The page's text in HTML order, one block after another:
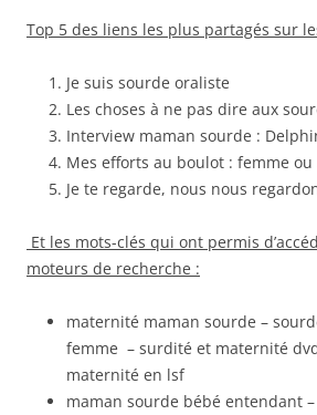
Top 5 des liens les plus partagés sur
Je suis sourde oraliste
Les choses à ne pas dire aux
Interview maman sourde :
Mes efforts au boulot : femme ou
Je te regarde, nous nous
Et les mots-clés qui ont permis
moteurs de recherche :
maternité maman sourde –
femme – surdité et maternité
maternité en lsf
maman sourde bébé entendant